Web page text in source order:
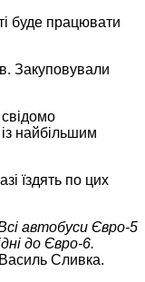
буде працювати
Закуповували
найбільшим
їздять по цих
автобуси Євро-5
до Євро-6.
Сливка.